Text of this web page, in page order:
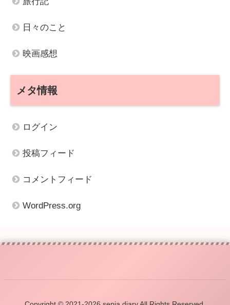
日々のこと
映画感想
メタ情報
ログイン
投稿フィード
コメントフィード
WordPress.org